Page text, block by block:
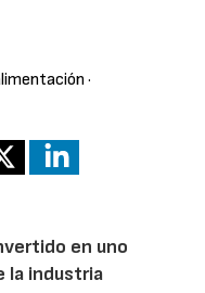
·
en uno
la industria